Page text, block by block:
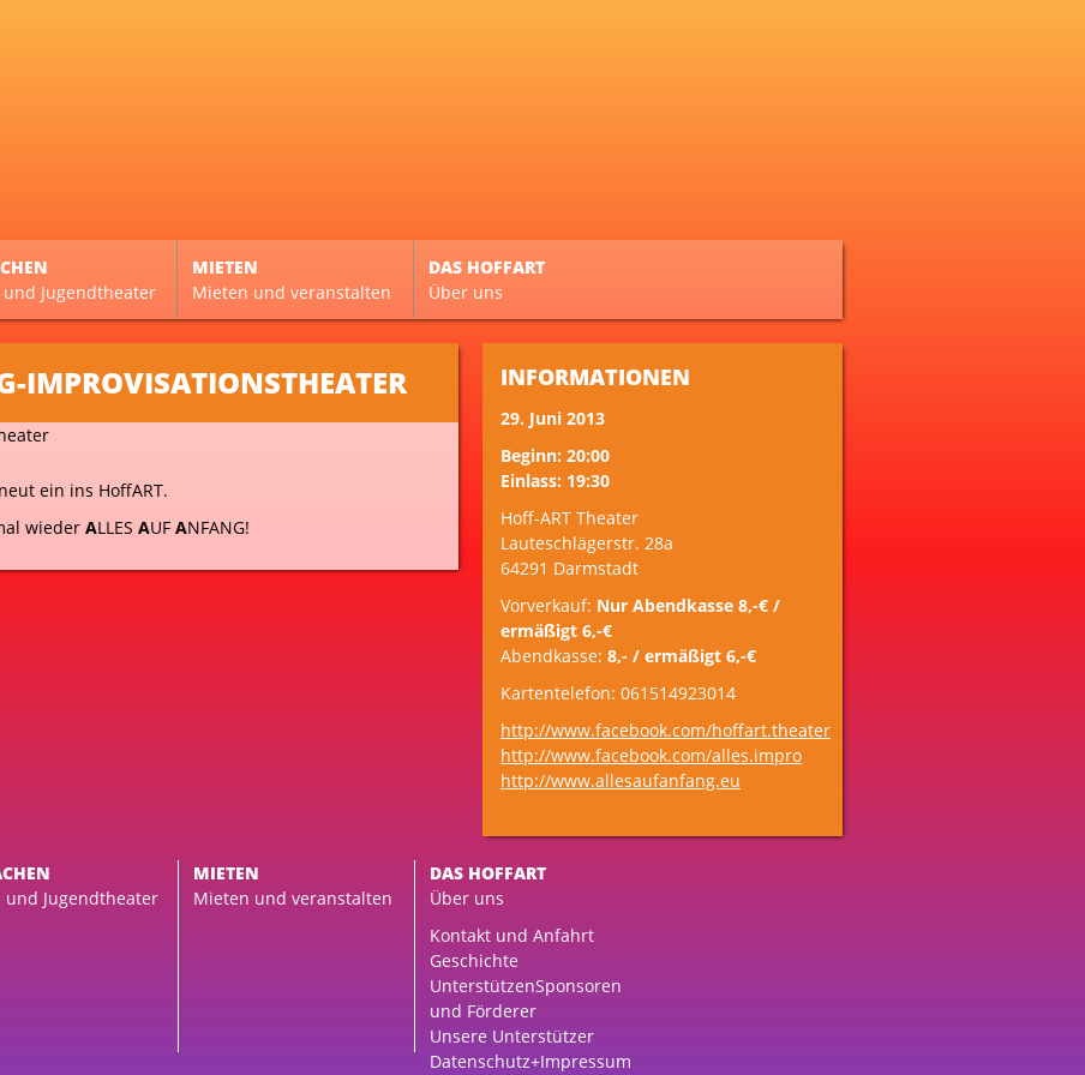
Jugendtheater
MIETEN
Mieten und veranstalten
DAS HOFFART
Über uns
IMPROVISATIONSTHEATER
ein ins HoffART.
wieder ALLES AUF ANFANG!
INFORMATIONEN
29. Juni 2013
Beginn: 20:00
Einlass: 19:30
Hoff-ART Theater
Lauteschlägerstr. 28a
64291 Darmstadt
Vorverkauf: Nur Abendkasse 8,-€ /
ermäßigt 6,-€
Abendkasse: 8,- / ermäßigt 6,-€
Kartentelefon: 061514923014
http://www.facebook.com/hoffart.theater
http://www.facebook.com/alles.impro
http://www.allesaufanfang.eu
und Jugendtheater
MIETEN
Mieten und veranstalten
DAS HOFFART
Über uns
Kontakt und Anfahrt
Geschichte
UnterstützenSponsoren
und Förderer
Unsere Unterstützer
Datenschutz+Impressum